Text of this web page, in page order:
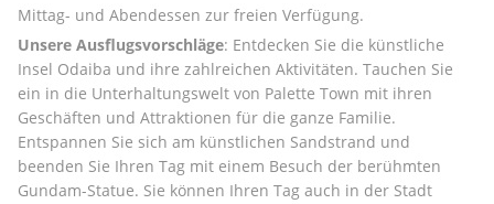
Mittag- und Abendessen zur freien Verfügung.
Unsere Ausflugsvorschläge: Entdecken Sie die künstliche
Insel Odaiba und ihre zahlreichen Aktivitäten. Tauchen Sie
ein in die Unterhaltungswelt von Palette Town mit ihren
Geschäften und Attraktionen für die ganze Familie.
Entspannen Sie sich am künstlichen Sandstrand und
beenden Sie Ihren Tag mit einem Besuch der berühmten
Gundam-Statue. Sie können Ihren Tag auch in der Stadt